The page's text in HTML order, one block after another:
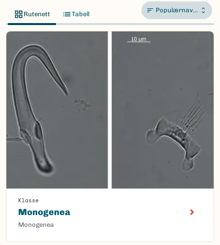
Rutenett Tabell Populærnavn A-Å
Klasse
Monogenea
Monogenea